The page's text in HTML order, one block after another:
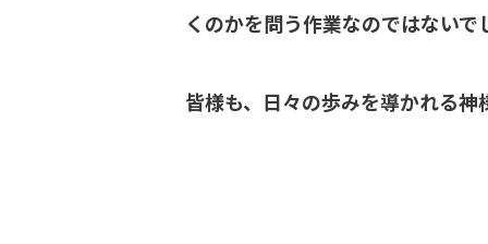
くのかを問う作業なのではないで
皆様も、日々の歩みを導かれる